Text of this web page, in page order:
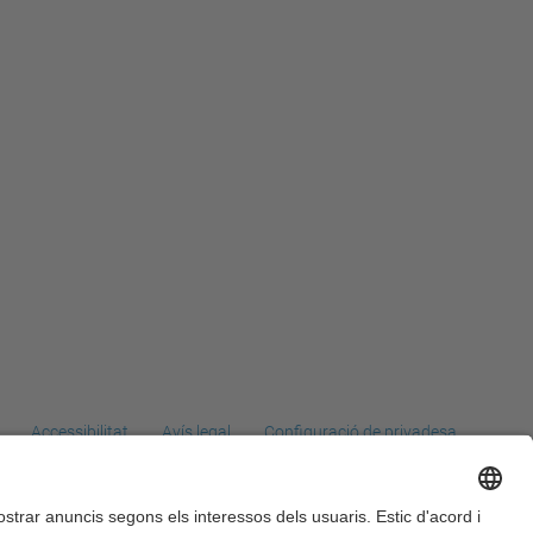
Accessibilitat Avís legal Configuració de privadesa